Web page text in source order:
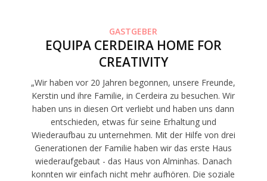
GASTGEBER
EQUIPA CERDEIRA HOME FOR
CREATIVITY
„Wir haben vor 20 Jahren begonnen, unsere Freunde,
Kerstin und ihre Familie, in Cerdeira zu besuchen. Wir
haben uns in diesen Ort verliebt und haben uns dann
entschieden, etwas für seine Erhaltung und
Wiederaufbau zu unternehmen. Mit der Hilfe von drei
Generationen der Familie haben wir das erste Haus
wiederaufgebaut - das Haus von Alminhas. Danach
konnten wir einfach nicht mehr aufhören. Die soziale